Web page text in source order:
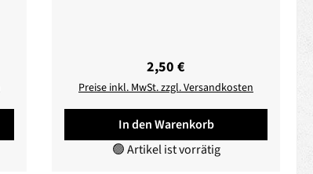
Regulärer Preis:
2,50 €
Preise inkl. MwSt. zzgl. Versandkosten
In den Warenkorb
🟢 Artikel ist vorrätig